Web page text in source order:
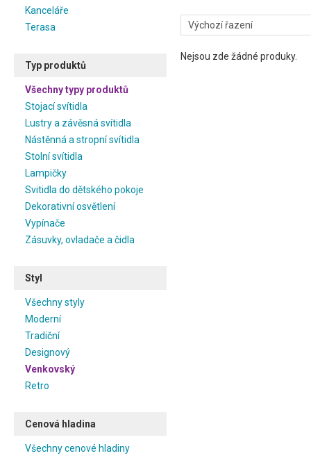
Kanceláře
Terasa
Typ produktů
Všechny typy produktů
Stojací svítidla
Lustry a závěsná svítidla
Nástěnná a stropní svítidla
Stolní svítidla
Lampičky
Svitidla do dětského pokoje
Dekorativní osvětlení
Vypínače
Zásuvky, ovladače a čidla
Styl
Všechny styly
Moderní
Tradiční
Designový
Venkovský
Retro
Cenová hladina
Všechny cenové hladiny
Nejsou zde žádné produky.